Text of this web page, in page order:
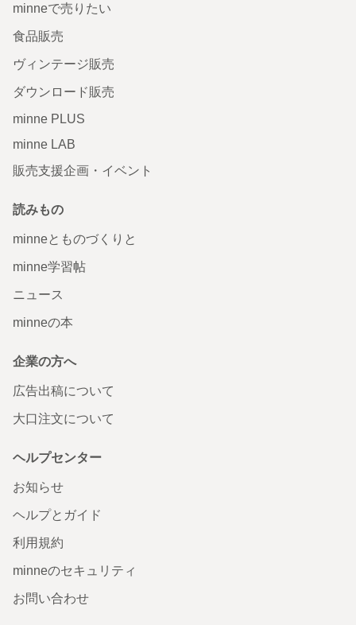
minneで売りたい
食品販売
ヴィンテージ販売
ダウンロード販売
minne PLUS
minne LAB
販売支援企画・イベント
読みもの
minneとものづくりと
minne学習帖
ニュース
minneの本
企業の方へ
広告出稿について
大口注文について
ヘルプセンター
お知らせ
ヘルプとガイド
利用規約
minneのセキュリティ
お問い合わせ